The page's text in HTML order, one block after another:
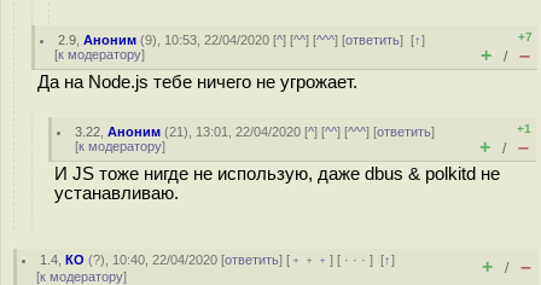
2.9 ,Аноним (9), 10:53, 22/04/2020 [^] [^^] [^^^] [ответить][↑]
[к модератору]
+7
+ / –
Да на Node.js тебе ничего не угрожает.
3.22 ,Аноним (21), 13:01, 22/04/2020 [^] [^^] [^^^] [ответить]
[к модератору]
+1
+ / –
И JS тоже нигде не использую, даже dbus & polkitd не
устанавливаю.
1.4 ,КО (?), 10:40, 22/04/2020 [ответить] [ ﹢﹢﹢] [ · · ·][↑]
[к модератору] + / –